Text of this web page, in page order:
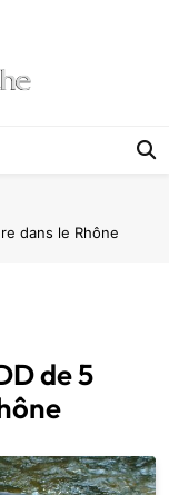
dans le Rhône
de 5